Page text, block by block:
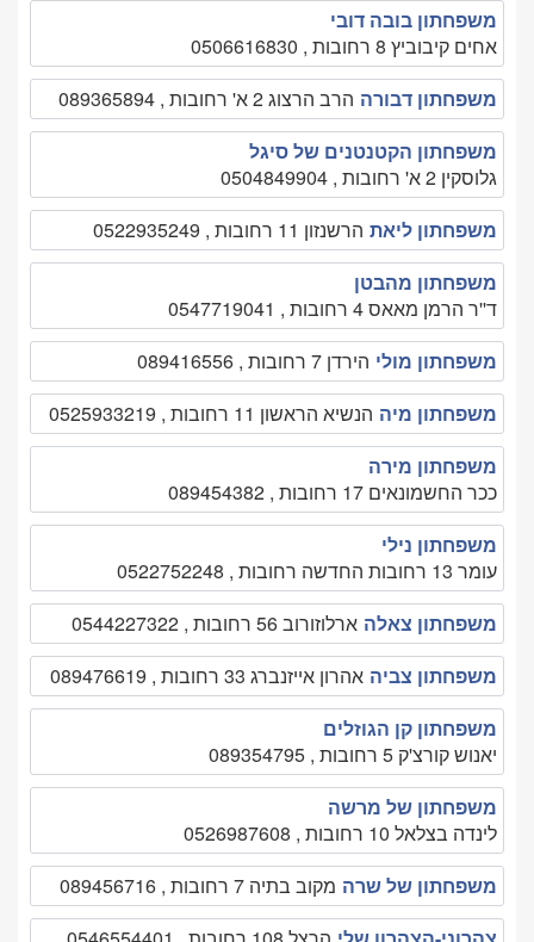
משפחתון בובה דובי
אחים קיבוביץ 8 רחובות , 0506616830
משפחתון דבורה הרב הרצוג 2 א' רחובות , 089365894
משפחתון הקטנטנים של סיגל
גלוסקין 2 א' רחובות , 0504849904
משפחתון ליאת הרשנזון 11 רחובות , 0522935249
משפחתון מהבטן
ד''ר הרמן מאאס 4 רחובות , 0547719041
משפחתון מולי הירדן 7 רחובות , 089416556
משפחתון מיה הנשיא הראשון 11 רחובות , 0525933219
משפחתון מירה
ככר החשמונאים 17 רחובות , 089454382
משפחתון נילי
עומר 13 רחובות החדשה רחובות , 0522752248
משפחתון צאלה ארלוזורוב 56 רחובות , 0544227322
משפחתון צביה אהרון אייזנברג 33 רחובות , 089476619
משפחתון קן הגוזלים
יאנוש קורצ'ק 5 רחובות , 089354795
משפחתון של מרשה
לינדה בצלאל 10 רחובות , 0526987608
משפחתון של שרה מקוב בתיה 7 רחובות , 089456716